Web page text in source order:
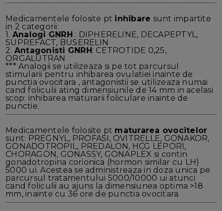
Medicamentele folosite pt inhibare sunt impartite
in 2 categorii:
1. Analogi GNRH : DIPHERELINE, DECAPEPTYL,
SUPREFACT, BUSERELIN
2. Antagonisti GNRH: CETROTIDE 0,25,
ORGALUTRAN
*** Analogii se utilizeaza si pe tot parcursul
stimularii pentru inhibarea ovulatiei inainte de
punctia ovocitara , antagonistii se utilizeaza numai
cand foliculii ating dimensiunile de 14 mm in acelasi
scop: inhibarea maturarii foliculare inainte de
punctie.
Medicamentele folosite pt maturarea ovocitelor
sunt: PREGNYL, PROFASI, OVITRELLE, GONAKOR,
GONADOTROPIL, PREDALON, HCG LEPORI,
CHORAGON, GONASSY, GONAPLEX si contin
gonadotropina corionica (hormon similar cu LH)
5000 ui. Acestea se administreaza in doza unica pe
parcursul tratamentului 5000/10000 ui atunci
cand foliculii au ajuns la dimensiunea optima >18
mm, inainte cu 36 ore de punctia ovocitara.